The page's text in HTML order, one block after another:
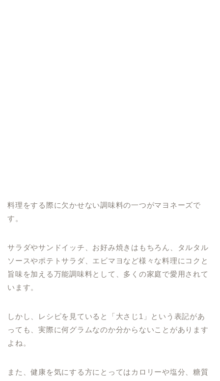
料理をする際に欠かせない調味料の一つがマヨネーズで
す。
サラダやサンドイッチ、お好み焼きはもちろん、タルタル
ソースやポテトサラダ、エビマヨなど様々な料理にコクと
旨味を加える万能調味料として、多くの家庭で愛用されて
います。
しかし、レシピを見ていると「大さじ1」という表記があ
っても、実際に何グラムなのか分からないことがあります
よね。
また、健康を気にする方にとってはカロリーや塩分、糖質